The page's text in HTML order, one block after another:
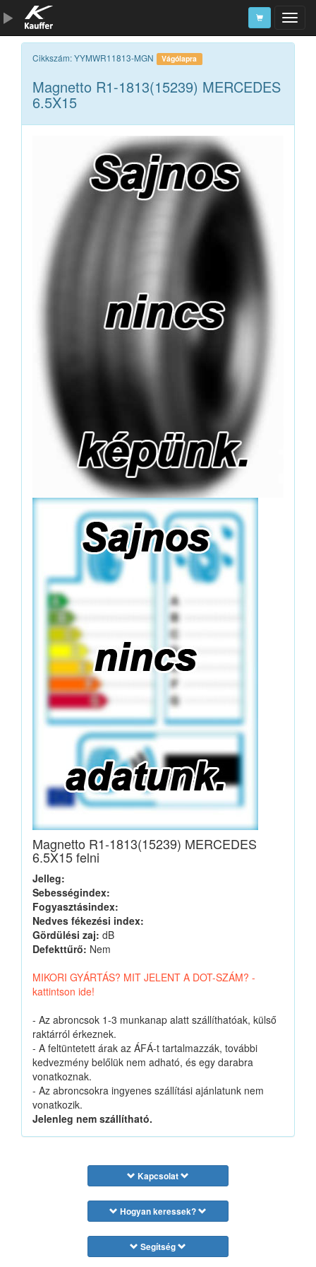
Szerszámkatalógus
Kosár
Alkatrészek
Cikkszám: YYMWR11813-MGN Vágólapra
Magnetto R1-1813(15239) MERCEDES
6.5X15
Magnetto R1-1813(15239) MERCEDES
6.5X15 felni
Jelleg:
Sebességindex:
Fogyasztásindex:
Nedves fékezési index:
Gördülési zaj: dB
Defekttűrő: Nem
MIKORI GYÁRTÁS? MIT JELENT A DOT-SZÁM? -
kattintson ide!
- Az abroncsok 1-3 munkanap alatt szállíthatóak, külső
raktárról érkeznek.
- A feltüntetett árak az ÁFÁ-t tartalmazzák, további
kedvezmény belőlük nem adható, és egy darabra
vonatkoznak.
- Az abroncsokra ingyenes szállítási ajánlatunk nem
vonatkozik.
Jelenleg nem szállítható.
Kapcsolat
Hogyan keressek?
Segítség